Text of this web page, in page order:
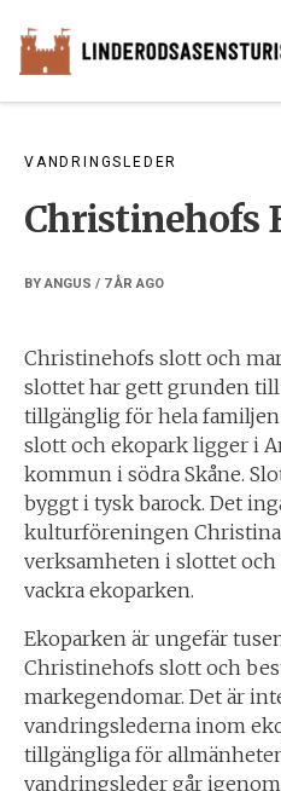
content
VANDRINGSLEDER
Christinehofs
BYANGUS / 7 ÅR AGO
Christinehofs slott och
slottet har gett grunden
tillgänglig för hela
slott och ekopark ligger i
kommun i södra Skåne.
byggt i tysk barock. Det
kulturföreningen
verksamheten i slottet
vackra ekoparken.
Ekoparken är ungefär
Christinehofs slott och
markegendomar. Det är
vandringslederna inom
tillgängliga för
vandringsleder går